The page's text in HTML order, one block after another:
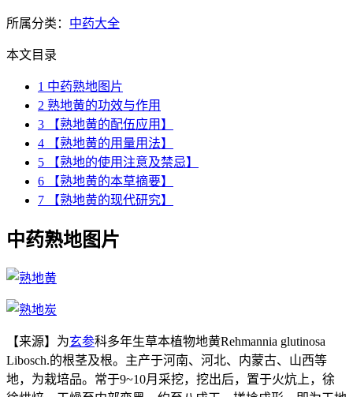
所属分类： 中药大全
本文目录
1 中药熟地图片
2 熟地黄的功效与作用
3 【熟地黄的配伍应用】
4 【熟地黄的用量用法】
5 【熟地的使用注意及禁忌】
6 【熟地黄的本草摘要】
7 【熟地黄的现代研究】
中药熟地图片
【来源】为玄参科多年生草本植物地黄Rehmannia glutinosa
Libosch.的根茎及根。主产于河南、河北、内蒙古、山西等
地，为栽培品。常于9~10月采挖，挖出后，置于火炕上，徐